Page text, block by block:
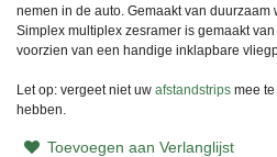
nemen in de auto. Gemaakt van duurzaam
Simplex multiplex zesramer is gemaakt
voorzien van een handige inklapbare
Let op: vergeet niet uw afstandstrips mee
hebben.
Toevoegen aan Verlanglijst